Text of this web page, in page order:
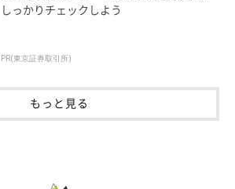
しっかりチェックしよう
PR(東京証券取引所)
もっと見る